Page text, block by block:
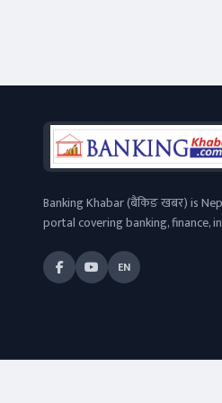
Banking Khabar (बैंकिङ खबर) is
portal covering banking, finance,
EN